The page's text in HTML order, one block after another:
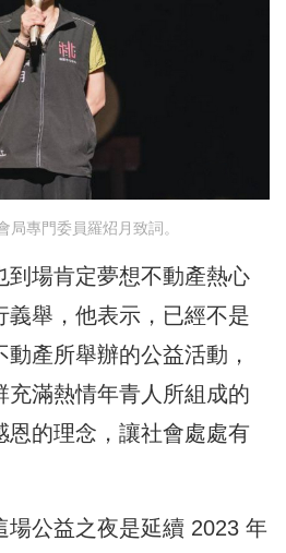
局專門委員羅炤月致詞。
到場肯定夢想不動產熱心
義舉，他表示，已經不是
產所舉辦的公益活動，
充滿熱情年青人所組成的
恩的理念，讓社會處處有
場公益之夜是延續 2023 年